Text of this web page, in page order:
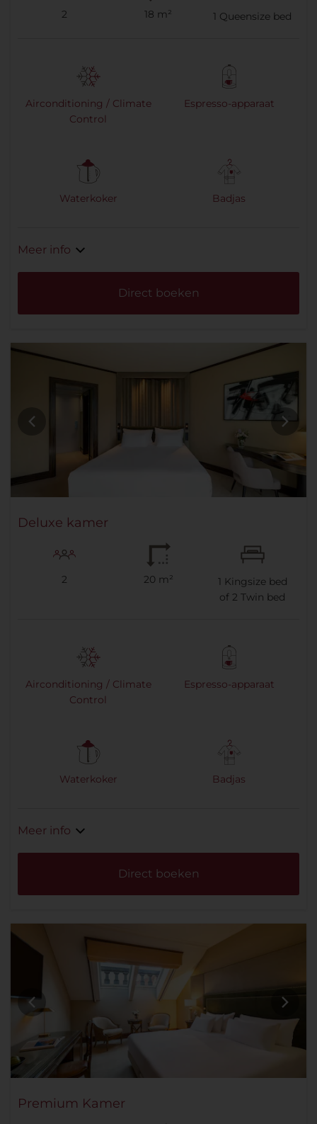
2 18 m² 1 Queensize bed
Airconditioning / Climate
Control
Espresso-apparaat
Waterkoker Badjas
Meer info
Direct boeken
Deluxe kamer
2 20 m² 1 Kingsize bed
of 2 Twin bed
Airconditioning / Climate
Control
Espresso-apparaat
Waterkoker Badjas
Meer info
Direct boeken
Premium Kamer